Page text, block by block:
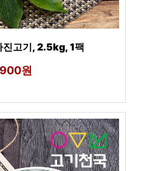
진고기, 2.5kg, 1팩
원